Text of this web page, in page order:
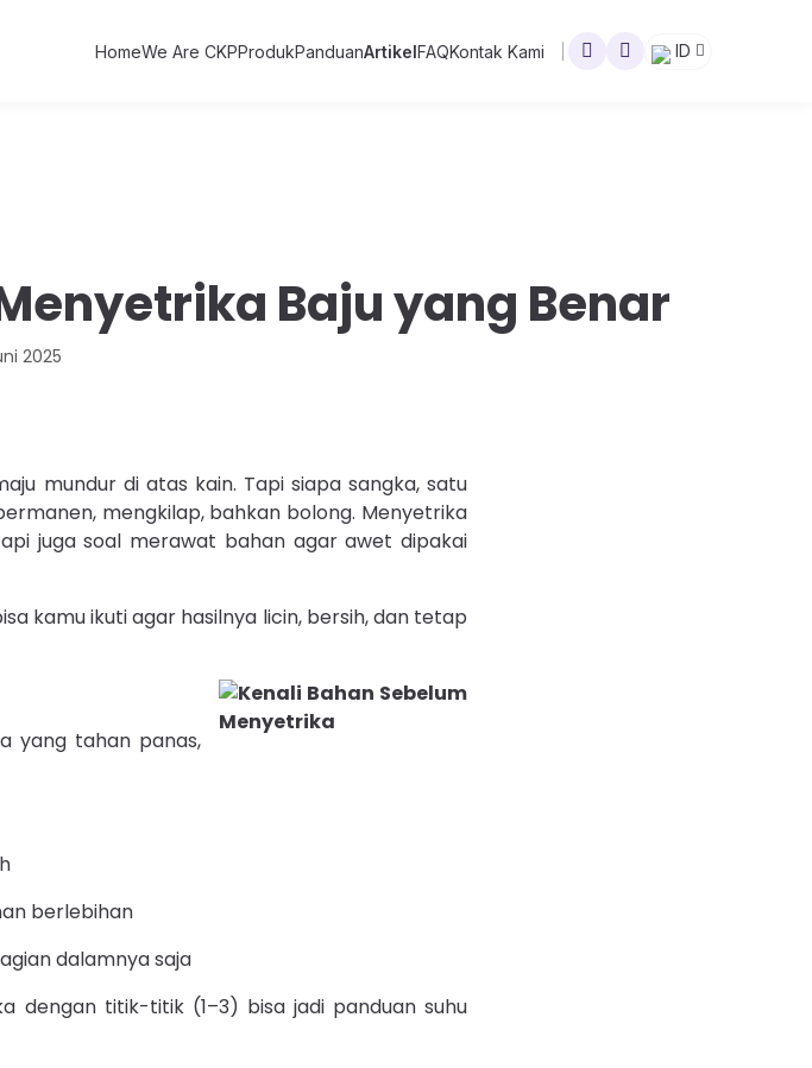
HomeWe Are CKPProdukPanduanArtikelFAQKontak Kami ID
Baju yang Benar
2025
mundur di atas kain. Tapi siapa sangka, satu
mengkilap, bahkan bolong. Menyetrika
juga soal merawat bahan agar awet dipakai
kamu ikuti agar hasilnya licin, bersih, dan tetap
yang tahan panas,
berlebihan
dalamnya saja
dengan titik-titik (1–3) bisa jadi panduan suhu